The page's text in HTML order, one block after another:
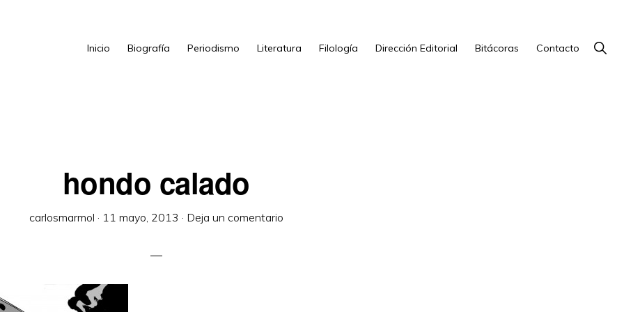
Inicio Biografía Periodismo Literatura Filología Dirección Editorial Bitácoras Contacto Show
hondo calado
carlosmarmol · 11 mayo, 2013 · Deja un comentario